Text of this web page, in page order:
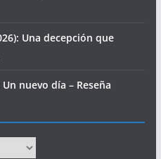
Una decepción que
nuevo día – Reseña